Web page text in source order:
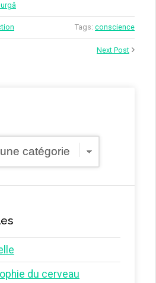
Tags: conscience
Next Post
du cerveau